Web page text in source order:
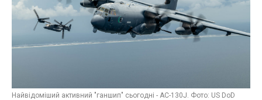
Найвідоміший активний "ганшип" сьогодні - AC-130J. Фото: US DoD